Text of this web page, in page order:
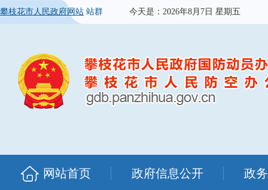
攀枝花市人民政府网站 站群 今天是： 2026年8月7日 星期五
网站首页 政府信息公开 政